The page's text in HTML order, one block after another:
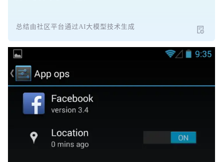
总结由社区平台通过AI大模型技术生成